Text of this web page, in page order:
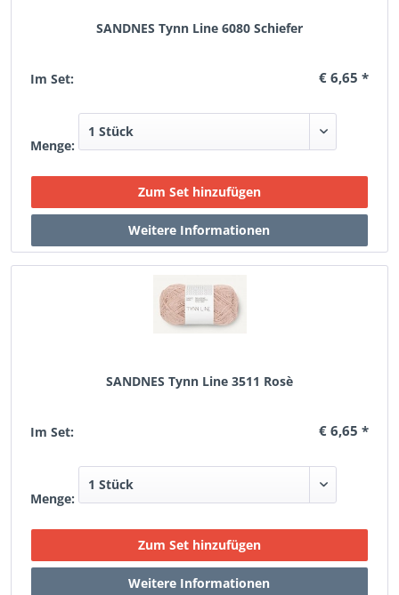
SANDNES Tynn Line 6080 Schiefer
Im Set: € 6,65 *
Menge:
SANDNES Tynn Line 3511 Rosè
Im Set: € 6,65 *
Menge: